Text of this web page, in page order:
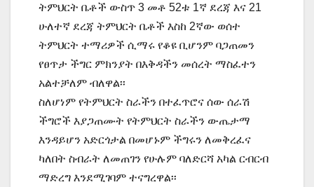
ትምህርት ቤቶች ውስጥ 3 መቶ 52ቱ 1ኛ ደረጃ እና 21
ሁለተኛ ደረጃ ትምህርት ቤቶች እስከ 2ኛው ወሰተ
ትምህርት ተማሪዎች ሲማሩ የቆዩ ቢሆንም ባጋጠመን
የፀጥታ ችግር ምክንያት በእቅዳችን መሰረት ማስፈተን
አልተቻለም ብለዋል፡፡
ስለሆነም የትምህርት ስራችን በተፈጥሮና ሰው ሰራሽ
ችግሮች እያጋጠሙት የትምህርት ስራችን ውጤታማ
እንዳይሆን አድርጎታል በመሆኑም ችግሩን ለመቅረፈና
ካለበት ስብራት ለመጠገን የሁሉም ባለድርሻ አካል ርብርብ
ማድረግ እንደሚገባም ተናግረዋል፡፡